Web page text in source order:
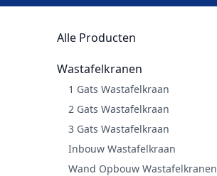
Alle Producten
Wastafelkranen
1 Gats Wastafelkraan
2 Gats Wastafelkraan
3 Gats Wastafelkraan
Inbouw Wastafelkraan
Wand Opbouw Wastafelkranen